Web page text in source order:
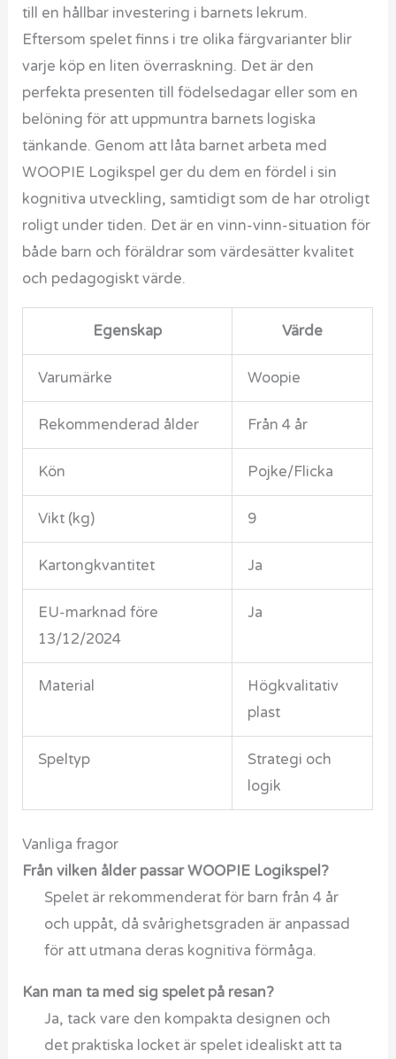
till en hållbar investering i barnets lekrum.
Eftersom spelet finns i tre olika färgvarianter blir
varje köp en liten överraskning. Det är den
perfekta presenten till födelsedagar eller som en
belöning för att uppmuntra barnets logiska
tänkande. Genom att låta barnet arbeta med
WOOPIE Logikspel ger du dem en fördel i sin
kognitiva utveckling, samtidigt som de har otroligt
roligt under tiden. Det är en vinn-vinn-situation för
både barn och föräldrar som värdesätter kvalitet
och pedagogiskt värde.
Egenskap Värde
Varumärke Woopie
Rekommenderad ålder Från 4 år
Kön Pojke/Flicka
Vikt (kg) 9
Kartongkvantitet Ja
EU-marknad före
13/12/2024
Ja
Material
Högkvalitativ
plast
Speltyp
Strategi och
logik
Vanliga fragor
Från vilken ålder passar WOOPIE Logikspel?
Spelet är rekommenderat för barn från 4 år
och uppåt, då svårighetsgraden är anpassad
för att utmana deras kognitiva förmåga.
Kan man ta med sig spelet på resan?
Ja, tack vare den kompakta designen och
det praktiska locket är spelet idealiskt att ta